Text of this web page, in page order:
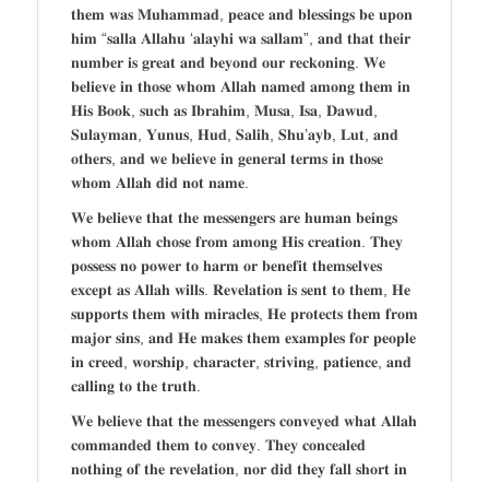
𝐭𝐡𝐞𝐦 𝐰𝐚𝐬 𝐌𝐮𝐡𝐚𝐦𝐦𝐚𝐝, 𝐩𝐞𝐚𝐜𝐞 𝐚𝐧𝐝 𝐛𝐥𝐞𝐬𝐬𝐢𝐧𝐠𝐬 𝐛𝐞 𝐮𝐩𝐨𝐧
𝐡𝐢𝐦 “𝐬𝐚𝐥𝐥𝐚 𝐀𝐥𝐥𝐚𝐡𝐮 ‘𝐚𝐥𝐚𝐲𝐡𝐢 𝐰𝐚 𝐬𝐚𝐥𝐥𝐚𝐦”, 𝐚𝐧𝐝 𝐭𝐡𝐚𝐭 𝐭𝐡𝐞𝐢𝐫
𝐧𝐮𝐦𝐛𝐞𝐫 𝐢𝐬 𝐠𝐫𝐞𝐚𝐭 𝐚𝐧𝐝 𝐛𝐞𝐲𝐨𝐧𝐝 𝐨𝐮𝐫 𝐫𝐞𝐜𝐤𝐨𝐧𝐢𝐧𝐠. 𝐖𝐞
𝐛𝐞𝐥𝐢𝐞𝐯𝐞 𝐢𝐧 𝐭𝐡𝐨𝐬𝐞 𝐰𝐡𝐨𝐦 𝐀𝐥𝐥𝐚𝐡 𝐧𝐚𝐦𝐞𝐝 𝐚𝐦𝐨𝐧𝐠 𝐭𝐡𝐞𝐦 𝐢𝐧
𝐇𝐢𝐬 𝐁𝐨𝐨𝐤, 𝐬𝐮𝐜𝐡 𝐚𝐬 𝐈𝐛𝐫𝐚𝐡𝐢𝐦, 𝐌𝐮𝐬𝐚, 𝐈𝐬𝐚, 𝐃𝐚𝐰𝐮𝐝,
𝐒𝐮𝐥𝐚𝐲𝐦𝐚𝐧, 𝐘𝐮𝐧𝐮𝐬, 𝐇𝐮𝐝, 𝐒𝐚𝐥𝐢𝐡, 𝐒𝐡𝐮’𝐚𝐲𝐛, 𝐋𝐮𝐭, 𝐚𝐧𝐝
𝐨𝐭𝐡𝐞𝐫𝐬, 𝐚𝐧𝐝 𝐰𝐞 𝐛𝐞𝐥𝐢𝐞𝐯𝐞 𝐢𝐧 𝐠𝐞𝐧𝐞𝐫𝐚𝐥 𝐭𝐞𝐫𝐦𝐬 𝐢𝐧 𝐭𝐡𝐨𝐬𝐞
𝐰𝐡𝐨𝐦 𝐀𝐥𝐥𝐚𝐡 𝐝𝐢𝐝 𝐧𝐨𝐭 𝐧𝐚𝐦𝐞.
𝐖𝐞 𝐛𝐞𝐥𝐢𝐞𝐯𝐞 𝐭𝐡𝐚𝐭 𝐭𝐡𝐞 𝐦𝐞𝐬𝐬𝐞𝐧𝐠𝐞𝐫𝐬 𝐚𝐫𝐞 𝐡𝐮𝐦𝐚𝐧 𝐛𝐞𝐢𝐧𝐠𝐬
𝐰𝐡𝐨𝐦 𝐀𝐥𝐥𝐚𝐡 𝐜𝐡𝐨𝐬𝐞 𝐟𝐫𝐨𝐦 𝐚𝐦𝐨𝐧𝐠 𝐇𝐢𝐬 𝐜𝐫𝐞𝐚𝐭𝐢𝐨𝐧. 𝐓𝐡𝐞𝐲
𝐩𝐨𝐬𝐬𝐞𝐬𝐬 𝐧𝐨 𝐩𝐨𝐰𝐞𝐫 𝐭𝐨 𝐡𝐚𝐫𝐦 𝐨𝐫 𝐛𝐞𝐧𝐞𝐟𝐢𝐭 𝐭𝐡𝐞𝐦𝐬𝐞𝐥𝐯𝐞𝐬
𝐞𝐱𝐜𝐞𝐩𝐭 𝐚𝐬 𝐀𝐥𝐥𝐚𝐡 𝐰𝐢𝐥𝐥𝐬. 𝐑𝐞𝐯𝐞𝐥𝐚𝐭𝐢𝐨𝐧 𝐢𝐬 𝐬𝐞𝐧𝐭 𝐭𝐨 𝐭𝐡𝐞𝐦, 𝐇𝐞
𝐬𝐮𝐩𝐩𝐨𝐫𝐭𝐬 𝐭𝐡𝐞𝐦 𝐰𝐢𝐭𝐡 𝐦𝐢𝐫𝐚𝐜𝐥𝐞𝐬, 𝐇𝐞 𝐩𝐫𝐨𝐭𝐞𝐜𝐭𝐬 𝐭𝐡𝐞𝐦 𝐟𝐫𝐨𝐦
𝐦𝐚𝐣𝐨𝐫 𝐬𝐢𝐧𝐬, 𝐚𝐧𝐝 𝐇𝐞 𝐦𝐚𝐤𝐞𝐬 𝐭𝐡𝐞𝐦 𝐞𝐱𝐚𝐦𝐩𝐥𝐞𝐬 𝐟𝐨𝐫 𝐩𝐞𝐨𝐩𝐥𝐞
𝐢𝐧 𝐜𝐫𝐞𝐞𝐝, 𝐰𝐨𝐫𝐬𝐡𝐢𝐩, 𝐜𝐡𝐚𝐫𝐚𝐜𝐭𝐞𝐫, 𝐬𝐭𝐫𝐢𝐯𝐢𝐧𝐠, 𝐩𝐚𝐭𝐢𝐞𝐧𝐜𝐞, 𝐚𝐧𝐝
𝐜𝐚𝐥𝐥𝐢𝐧𝐠 𝐭𝐨 𝐭𝐡𝐞 𝐭𝐫𝐮𝐭𝐡.
𝐖𝐞 𝐛𝐞𝐥𝐢𝐞𝐯𝐞 𝐭𝐡𝐚𝐭 𝐭𝐡𝐞 𝐦𝐞𝐬𝐬𝐞𝐧𝐠𝐞𝐫𝐬 𝐜𝐨𝐧𝐯𝐞𝐲𝐞𝐝 𝐰𝐡𝐚𝐭 𝐀𝐥𝐥𝐚𝐡
𝐜𝐨𝐦𝐦𝐚𝐧𝐝𝐞𝐝 𝐭𝐡𝐞𝐦 𝐭𝐨 𝐜𝐨𝐧𝐯𝐞𝐲. 𝐓𝐡𝐞𝐲 𝐜𝐨𝐧𝐜𝐞𝐚𝐥𝐞𝐝
𝐧𝐨𝐭𝐡𝐢𝐧𝐠 𝐨𝐟 𝐭𝐡𝐞 𝐫𝐞𝐯𝐞𝐥𝐚𝐭𝐢𝐨𝐧, 𝐧𝐨𝐫 𝐝𝐢𝐝 𝐭𝐡𝐞𝐲 𝐟𝐚𝐥𝐥 𝐬𝐡𝐨𝐫𝐭 𝐢𝐧